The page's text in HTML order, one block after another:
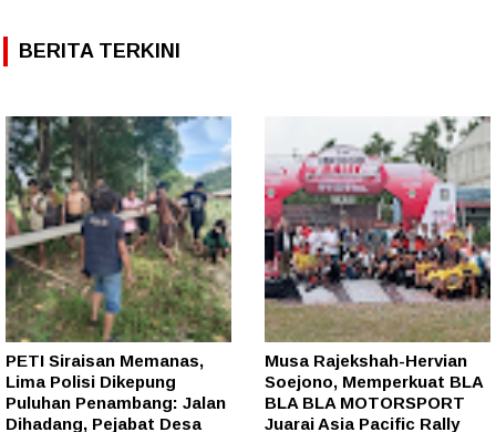
BERITA TERKINI
PETI Siraisan Memanas,
Lima Polisi Dikepung
Puluhan Penambang: Jalan
Dihadang, Pejabat Desa
Musa Rajekshah-Hervian
Soejono, Memperkuat BLA
BLA BLA MOTORSPORT
Juarai Asia Pacific Rally